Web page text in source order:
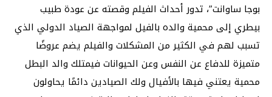
بوجا ساوانت”، تدور أحداث الفيلم وقصته عن عودة طبيب
بيطري إلى محمية والده بالفيل لمواجهة الصياد الدولي الذي
تسبب لهم في الكثير من المشكلات والفيلم يضم عروضًا
متميزة للدفاع عن النفس وعن الحيوانات فيمتلك والد البطل
محمية يعتني فيها بالأفيال ولك الصيادين دائمًا يحاولون